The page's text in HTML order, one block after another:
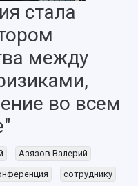
стала
между
во всем
Азязов Валерий
сотруднику